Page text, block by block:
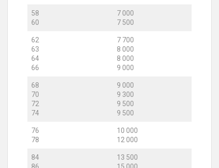
58
60
7 000
7 500
62
63
64
66
7 700
8 000
8 000
9 000
68
70
72
74
9 000
9 300
9 500
9 500
76
78
10 000
12 000
84
13 500